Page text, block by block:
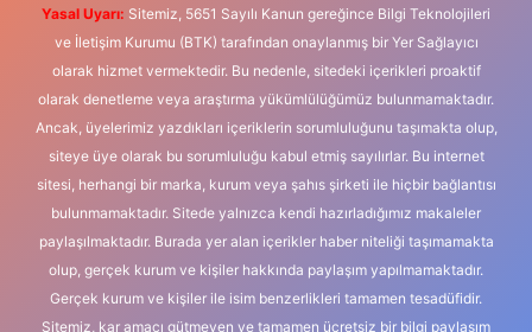
Yasal Uyarı: Sitemiz, 5651 Sayılı Kanun gereğince Bilgi Teknolojileri
ve İletişim Kurumu (BTK) tarafından onaylanmış bir Yer Sağlayıcı
olarak hizmet vermektedir. Bu nedenle, sitedeki içerikleri proaktif
olarak denetleme veya araştırma yükümlülüğümüz bulunmamaktadır.
Ancak, üyelerimiz yazdıkları içeriklerin sorumluluğunu taşımakta olup,
siteye üye olarak bu sorumluluğu kabul etmiş sayılırlar. Bu internet
sitesi, herhangi bir marka, kurum veya şahıs şirketi ile hiçbir bağlantısı
bulunmamaktadır. Sitede yalnızca kendi hazırladığımız makaleler
paylaşılmaktadır. Burada yer alan içerikler haber niteliği taşımamakta
olup, gerçek kurum ve kişiler hakkında paylaşım yapılmamaktadır.
Gerçek kurum ve kişiler ile isim benzerlikleri tamamen tesadüfidir.
Sitemiz, kar amacı gütmeyen ve tamamen ücretsiz bir bilgi paylaşım